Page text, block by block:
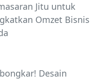
Jitu untuk
Omzet Bisnis
Desain